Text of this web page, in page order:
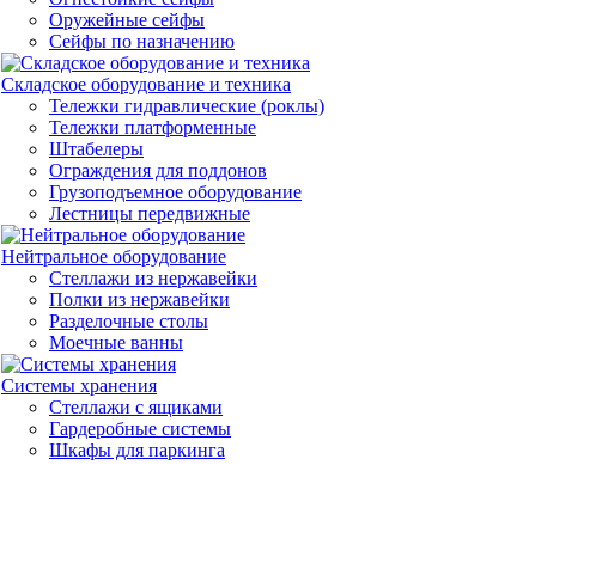
Оружейные сейфы
Сейфы по назначению
Складское оборудование и техника
Тележки гидравлические (роклы)
Тележки платформенные
Штабелеры
Ограждения для поддонов
Грузоподъемное оборудование
Лестницы передвижные
Нейтральное оборудование
Стеллажи из нержавейки
Полки из нержавейки
Разделочные столы
Моечные ванны
Системы хранения
Стеллажи с ящиками
Гардеробные системы
Шкафы для паркинга